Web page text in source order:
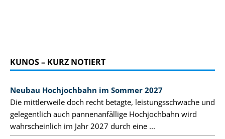
KUNOS – KURZ NOTIERT
Neubau Hochjochbahn im Sommer 2027
Die mittlerweile doch recht betagte, leistungsschwache und
gelegentlich auch pannenanfällige Hochjochbahn wird
wahrscheinlich im Jahr 2027 durch eine ...